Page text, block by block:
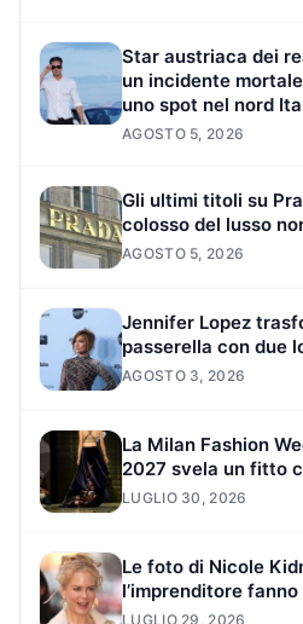
Star austriaca dei
un incidente
uno spot nel nord
AGOSTO 5, 2026
Gli ultimi titoli su
colosso del lusso
AGOSTO 5, 2026
Jennifer Lopez
passerella con due
AGOSTO 3, 2026
La Milan Fashion
2027 svela un fitto
LUGLIO 30, 2026
Le foto di Nicole
l’imprenditore
LUGLIO 29, 2026